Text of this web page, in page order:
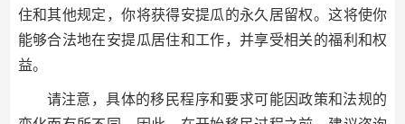
住和其他规定，你将获得安提瓜的永久居留权。这将使你
能够合法地在安提瓜居住和工作，并享受相关的福利和权
益。
请注意，具体的移民程序和要求可能因政策和法规的